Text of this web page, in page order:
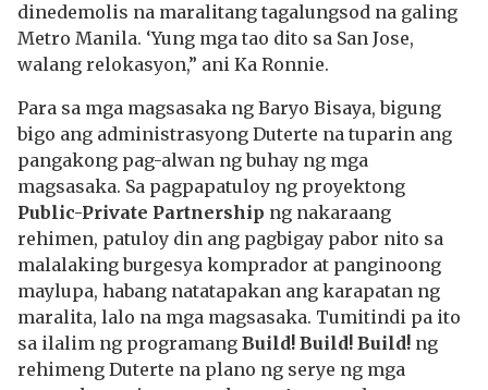
dinedemolis na maralitang tagalungsod na galing
Metro Manila. ‘Yung mga tao dito sa San Jose,
walang relokasyon,” ani Ka Ronnie.
Para sa mga magsasaka ng Baryo Bisaya, bigung
bigo ang administrasyong Duterte na tuparin ang
pangakong pag-alwan ng buhay ng mga
magsasaka. Sa pagpapatuloy ng proyektong
Public-Private Partnership ng nakaraang
rehimen, patuloy din ang pagbigay pabor nito sa
malalaking burgesya komprador at panginoong
maylupa, habang natatapakan ang karapatan ng
maralita, lalo na mga magsasaka. Tumitindi pa ito
sa ilalim ng programang Build! Build! Build! ng
rehimeng Duterte na plano ng serye ng mga